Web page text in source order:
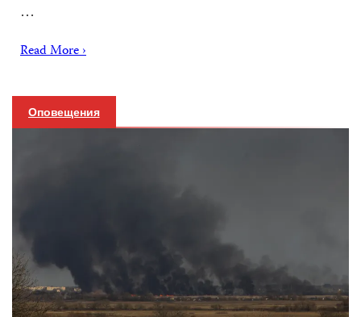
…
Read More ›
Оповещения